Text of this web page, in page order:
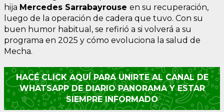
hija Mercedes Sarrabayrouse en su recuperación,
luego de la operación de cadera que tuvo. Con su
buen humor habitual, se refirió a si volverá a su
programa en 2025 y cómo evoluciona la salud de
Mecha.
HACÉ CLICK AQUÍ PARA UNIRTE AL CANAL DE
WHATSAPP DE DIARIO PANORAMA Y ESTAR
SIEMPRE INFORMADO